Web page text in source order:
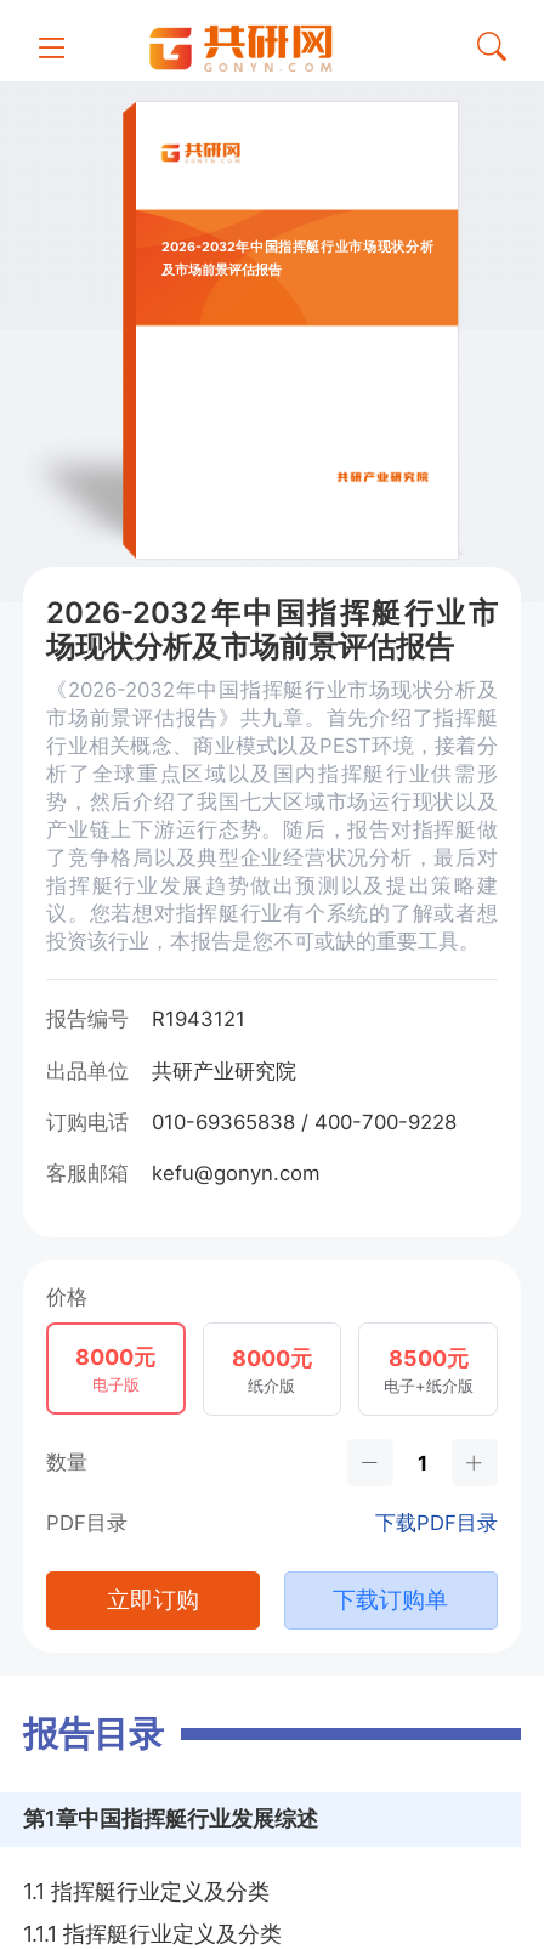
2026-2032年中国指挥艇行业市场现状分析
及市场前景评估报告
2026-2032年中国指挥艇行业市
场现状分析及市场前景评估报告
《2026-2032年中国指挥艇行业市场现状分析及
市场前景评估报告》共九章。首先介绍了指挥艇
行业相关概念、商业模式以及PEST环境，接着分
析了全球重点区域以及国内指挥艇行业供需形
势，然后介绍了我国七大区域市场运行现状以及
产业链上下游运行态势。随后，报告对指挥艇做
了竞争格局以及典型企业经营状况分析，最后对
指挥艇行业发展趋势做出预测以及提出策略建
议。您若想对指挥艇行业有个系统的了解或者想
投资该行业，本报告是您不可或缺的重要工具。
报告编号 R1943121
出品单位 共研产业研究院
订购电话 010-69365838 / 400-700-9228
客服邮箱 kefu@gonyn.com
价格
8000元
电子版
8000元
纸介版
8500元
电子+纸介版
数量
PDF目录 下载PDF目录
立即订购 下载订购单
报告目录
第1章中国指挥艇行业发展综述
1.1 指挥艇行业定义及分类
1.1.1 指挥艇行业定义及分类